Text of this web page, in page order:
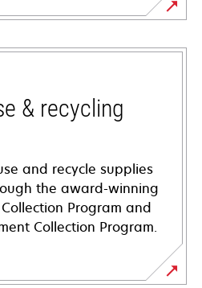
& recycling
and recycle supplies
the award-winning
Program and
Collection Program.